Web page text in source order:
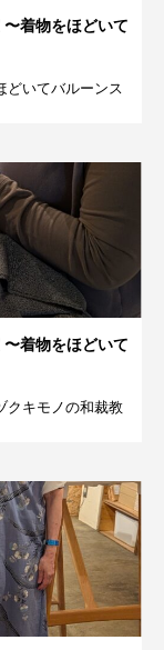
どいてバルーンス
クキモノの和裁教